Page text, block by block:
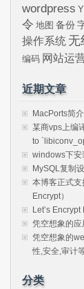
wordpress
令 地图 备份
操作系统 无
编码 网站运
近期文章
MacPorts简
某商vps上编
to
windows下安
MySQL复制
本博客正式支
Encrypt）
Let’s
凭空想象的
凭空想象的
性,安全,审计
分类